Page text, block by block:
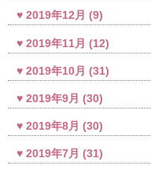
2019年12月 (9)
2019年11月 (12)
2019年10月 (31)
2019年9月 (30)
2019年8月 (30)
2019年7月 (31)